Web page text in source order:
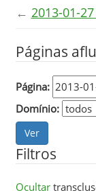
← 2013-01-
Páginas
Página:
Domínio:
Filtros
Ocultar